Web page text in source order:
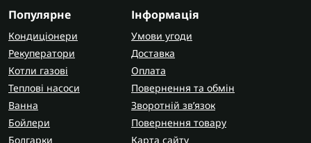
Популярне
Кондиціонери
Рекуператори
Котли газові
Теплові насоси
Ванна
Бойлери
Болгарки
Інформація
Умови угоди
Доставка
Оплата
Повернення та обмін
Зворотній зв’язок
Повернення товару
Карта сайту